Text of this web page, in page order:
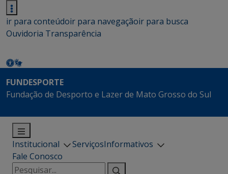
ir para conteúdoir para navegaçãoir para busca
Ouvidoria Transparência
FUNDESPORTE
Fundação de Desporto e Lazer de Mato Grosso do Sul
Institucional ServiçosInformativos
Fale Conosco
Pesquisar